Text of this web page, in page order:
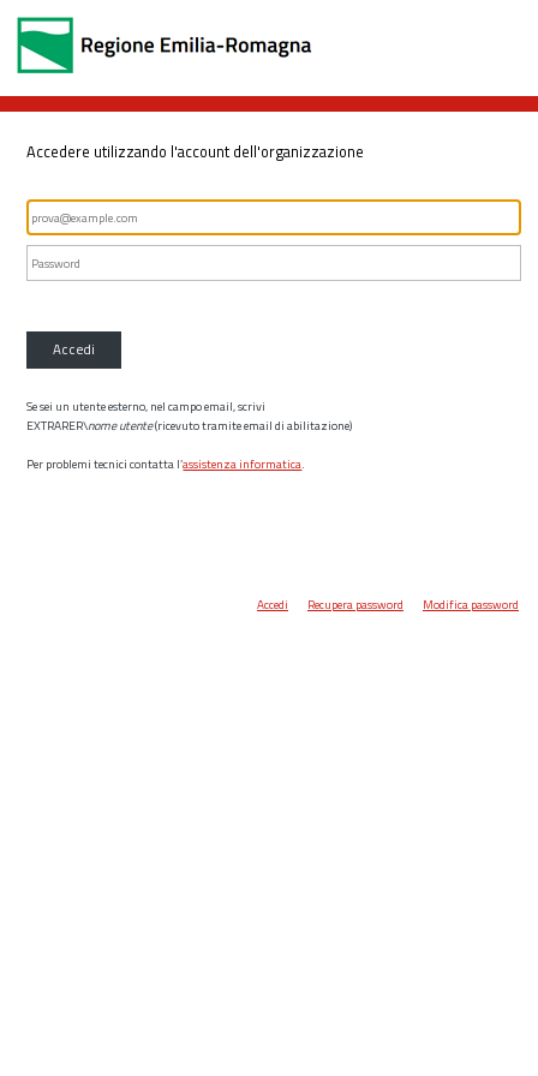
Accedere utilizzando l'account dell'organizzazione
Accedi
Se sei un utente esterno, nel campo email, scrivi
EXTRARER\nome utente(ricevuto tramite email di abilitazione)
Per problemi tecnici contatta l’assistenza informatica.
Accedi Recupera password Modifica password